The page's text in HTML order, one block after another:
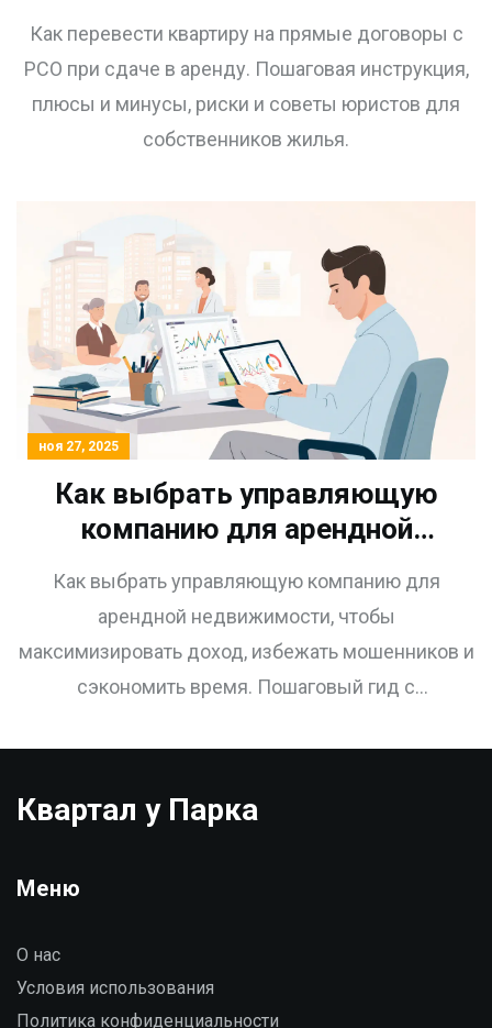
собственников
Как перевести квартиру на прямые договоры с
РСО при сдаче в аренду. Пошаговая инструкция,
плюсы и минусы, риски и советы юристов для
собственников жилья.
ноя 27, 2025
Как выбрать управляющую
компанию для арендной
недвижимости: пошаговый
гид для инвесторов
Как выбрать управляющую компанию для
арендной недвижимости, чтобы
максимизировать доход, избежать мошенников и
сэкономить время. Пошаговый гид с
Квартал у Парка
Меню
О нас
Условия использования
Политика конфиденциальности